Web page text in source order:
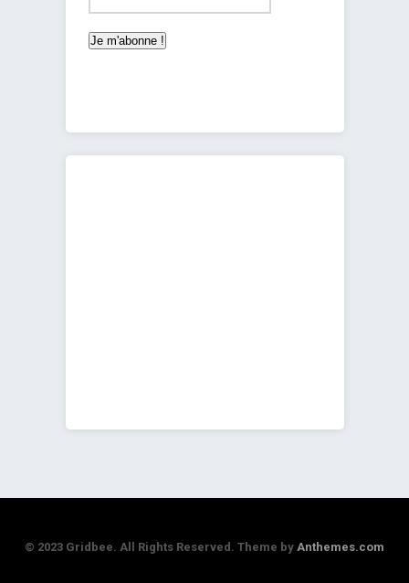
© 2023 Gridbee. All Rights Reserved. Theme by Anthemes.com